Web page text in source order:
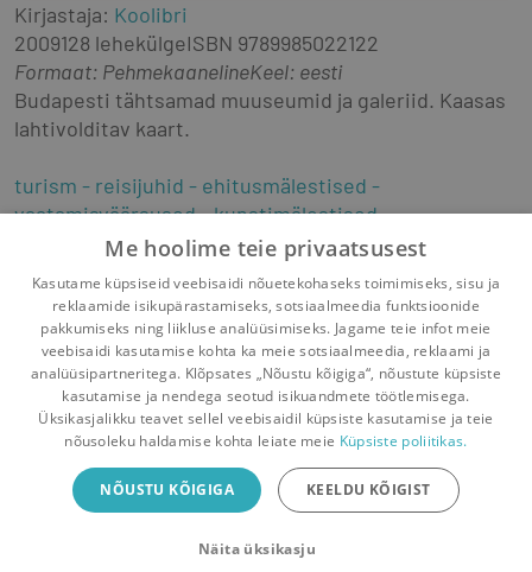
Kirjastaja: Koolibri
2009128 lehekülgeISBN 9789985022122
Formaat: PehmekaanelineKeel: eesti
Budapesti tähtsamad muuseumid ja galeriid. Kaasas
lahtivolditav kaart.
turism reisijuhid
ehitusmälestised
vaatamisväärsused
kunstimälestised
ajaloo- ja kultuurimälestised
linnaplaanid
lõbustusasutused
kauplused Ungari
Pealehele Ostukorv Sõnumid Teated Konto
Raamatuvahetuse mobiiliäpp
Vaheta raamatuid veelgi mugavamalt!
Me hoolime teie privaatsusest
Kasutame küpsiseid veebisaidi nõuetekohaseks toimimiseks, sisu ja
reklaamide isikupärastamiseks, sotsiaalmeedia funktsioonide
pakkumiseks ning liikluse analüüsimiseks. Jagame teie infot meie
veebisaidi kasutamise kohta ka meie sotsiaalmeedia, reklaami ja
analüüsipartneritega. Klõpsates „Nõustu kõigiga“, nõustute küpsiste
kasutamise ja nendega seotud isikuandmete töötlemisega.
Üksikasjalikku teavet sellel veebisaidil küpsiste kasutamise ja teie
nõusoleku haldamise kohta leiate meie Küpsiste poliitikas.
NÕUSTU KÕIGIGA KEELDU KÕIGIST
Näita üksikasju